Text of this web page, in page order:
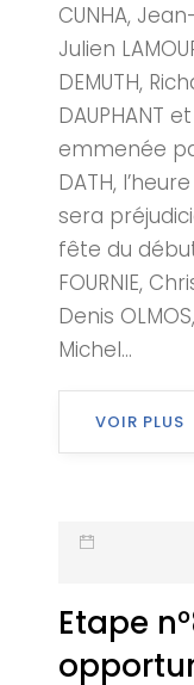
CUNHA,
Julien
DEMUTH,
DAUPHANT
emmenée
DATH,
sera
fête du début
FOURNIE,
Denis
Michel...
VOIR PLUS
Etape